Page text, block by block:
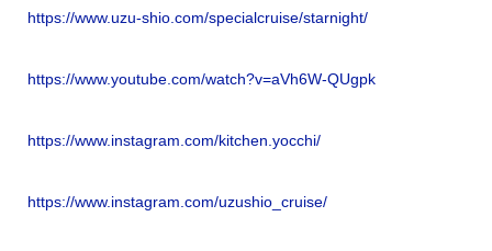
https://www.uzu-shio.com/specialcruise/starnight/
https://www.youtube.com/watch?v=aVh6W-QUgpk
https://www.instagram.com/kitchen.yocchi/
https://www.instagram.com/uzushio_cruise/